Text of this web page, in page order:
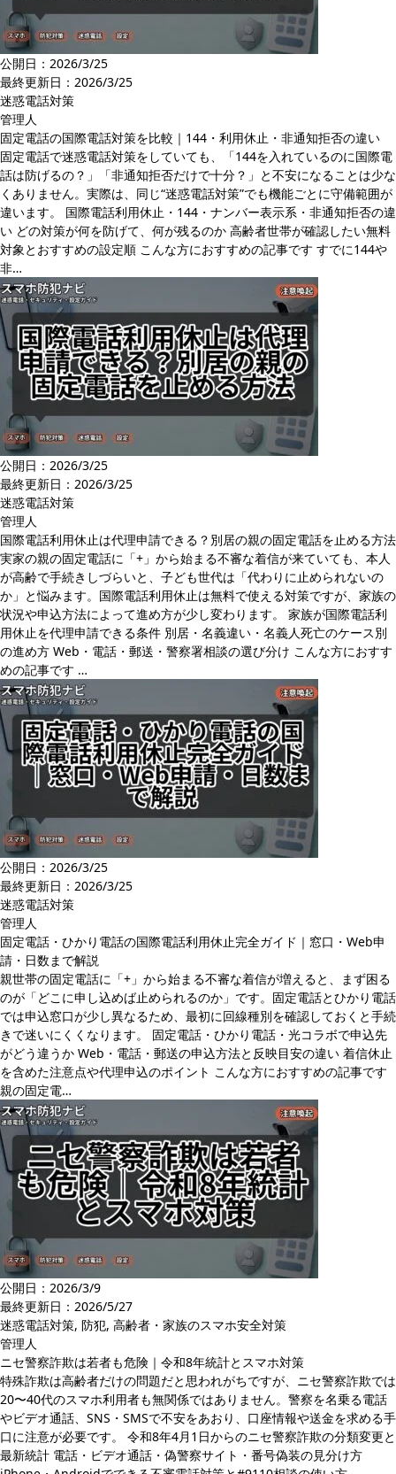
公開日：2026/3/25
最終更新日： 2026/3/25
迷惑電話対策
管理人
固定電話の国際電話対策を比較｜144・利用休止・非通知拒否の違い
固定電話で迷惑電話対策をしていても、「144を入れているのに国際電
話は防げるの？」「非通知拒否だけで十分？」と不安になることは少な
くありません。実際は、同じ“迷惑電話対策”でも機能ごとに守備範囲が
違います。 国際電話利用休止・144・ナンバー表示系・非通知拒否の違
い どの対策が何を防げて、何が残るのか 高齢者世帯が確認したい無料
対象とおすすめの設定順 こんな方におすすめの記事です すでに144や
非…
公開日：2026/3/25
最終更新日： 2026/3/25
迷惑電話対策
管理人
国際電話利用休止は代理申請できる？別居の親の固定電話を止める方法
実家の親の固定電話に「+」から始まる不審な着信が来ていても、本人
が高齢で手続きしづらいと、子ども世代は「代わりに止められないの
か」と悩みます。国際電話利用休止は無料で使える対策ですが、家族の
状況や申込方法によって進め方が少し変わります。 家族が国際電話利
用休止を代理申請できる条件 別居・名義違い・名義人死亡のケース別
の進め方 Web・電話・郵送・警察署相談の選び分け こんな方におすす
めの記事です …
公開日：2026/3/25
最終更新日： 2026/3/25
迷惑電話対策
管理人
固定電話・ひかり電話の国際電話利用休止完全ガイド｜窓口・Web申
請・日数まで解説
親世帯の固定電話に「+」から始まる不審な着信が増えると、まず困る
のが「どこに申し込めば止められるのか」です。固定電話とひかり電話
では申込窓口が少し異なるため、最初に回線種別を確認しておくと手続
きで迷いにくくなります。 固定電話・ひかり電話・光コラボで申込先
がどう違うか Web・電話・郵送の申込方法と反映目安の違い 着信休止
を含めた注意点や代理申込のポイント こんな方におすすめの記事です
親の固定電…
公開日：2026/3/9
最終更新日： 2026/5/27
迷惑電話対策, 防犯, 高齢者・家族のスマホ安全対策
管理人
ニセ警察詐欺は若者も危険｜令和8年統計とスマホ対策
特殊詐欺は高齢者だけの問題だと思われがちですが、ニセ警察詐欺では
20〜40代のスマホ利用者も無関係ではありません。警察を名乗る電話
やビデオ通話、SNS・SMSで不安をあおり、口座情報や送金を求める手
口に注意が必要です。 令和8年4月1日からのニセ警察詐欺の分類変更と
最新統計 電話・ビデオ通話・偽警察サイト・番号偽装の見分け方